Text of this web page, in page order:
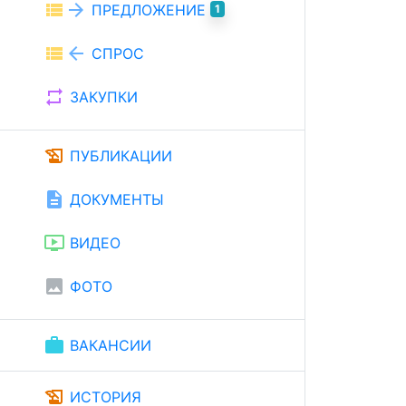
view_list arrow_forward ПРЕДЛОЖЕНИЕ 1
view_list arrow_back СПРОС
repeat ЗАКУПКИ
history_edu ПУБЛИКАЦИИ
description ДОКУМЕНТЫ
ondemand_video ВИДЕО
image ФОТО
work ВАКАНСИИ
history_edu ИСТОРИЯ